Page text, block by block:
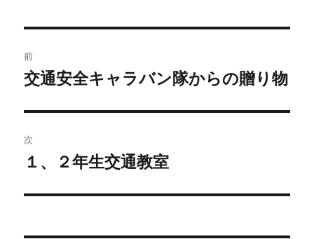
稿
ビ
ゲ
ー
前
前
投
稿:
交通安全キャラバン隊からの贈り物
次
次
投
１、２年生交通教室